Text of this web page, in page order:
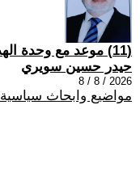
(11) موعد مع وحدة الهدف: العراق هَمُّنا
حيدر حسين سويري
2026 / 8 / 8
مواضيع وابحاث سياسية